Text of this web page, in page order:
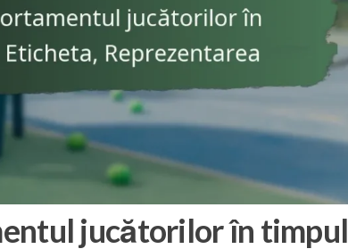
jucătorilor în timpul